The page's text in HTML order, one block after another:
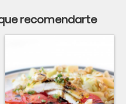
recomendarte